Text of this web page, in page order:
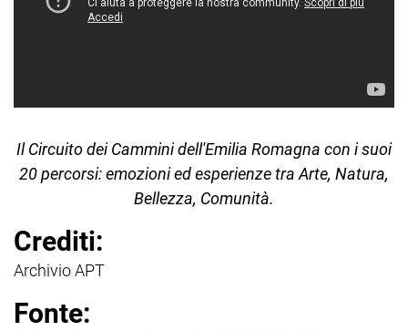
Il Circuito dei Cammini dell'Emilia Romagna con i suoi
20 percorsi: emozioni ed esperienze tra Arte, Natura,
Bellezza, Comunità.
Crediti:
Archivio APT
Fonte: